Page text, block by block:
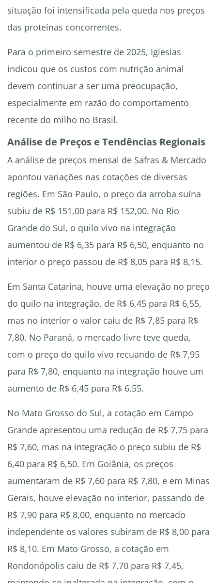
situação foi intensificada pela queda nos preços
das proteínas concorrentes.
Para o primeiro semestre de 2025, Iglesias
indicou que os custos com nutrição animal
devem continuar a ser uma preocupação,
especialmente em razão do comportamento
recente do milho no Brasil.
Análise de Preços e Tendências Regionais
A análise de preços mensal de Safras & Mercado
apontou variações nas cotações de diversas
regiões. Em São Paulo, o preço da arroba suína
subiu de R$ 151,00 para R$ 152,00. No Rio
Grande do Sul, o quilo vivo na integração
aumentou de R$ 6,35 para R$ 6,50, enquanto no
interior o preço passou de R$ 8,05 para R$ 8,15.
Em Santa Catarina, houve uma elevação no preço
do quilo na integração, de R$ 6,45 para R$ 6,55,
mas no interior o valor caiu de R$ 7,85 para R$
7,80. No Paraná, o mercado livre teve queda,
com o preço do quilo vivo recuando de R$ 7,95
para R$ 7,80, enquanto na integração houve um
aumento de R$ 6,45 para R$ 6,55.
No Mato Grosso do Sul, a cotação em Campo
Grande apresentou uma redução de R$ 7,75 para
R$ 7,60, mas na integração o preço subiu de R$
6,40 para R$ 6,50. Em Goiânia, os preços
aumentaram de R$ 7,60 para R$ 7,80, e em Minas
Gerais, houve elevação no interior, passando de
R$ 7,90 para R$ 8,00, enquanto no mercado
independente os valores subiram de R$ 8,00 para
R$ 8,10. Em Mato Grosso, a cotação em
Rondonópolis caiu de R$ 7,70 para R$ 7,45,